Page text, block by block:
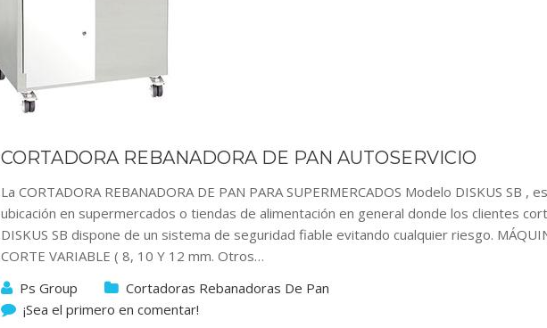
CORTADORA REBANADORA DE PAN AUTOSERVICIO
La CORTADORA REBANADORA DE PAN PARA SUPERMERCADOS Modelo DISKUS SB ,
ubicación en supermercados o tiendas de alimentación en general donde los clientes
DISKUS SB dispone de un sistema de seguridad fiable evitando cualquier riesgo.
CORTE VARIABLE ( 8, 10 Y 12 mm. Otros…
Ps Group
Cortadoras Rebanadoras De Pan
¡Sea el primero en comentar!